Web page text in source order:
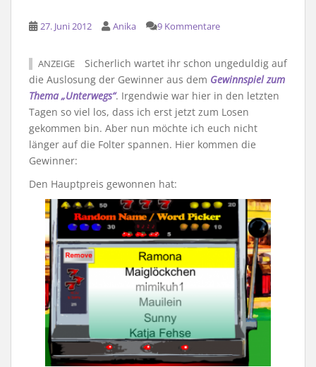
27. Juni 2012 Anika 9 Kommentare
ANZEIGE
Sicherlich wartet ihr schon ungeduldig auf
die Auslosung der Gewinner aus dem Gewinnspiel zum
Thema „Unterwegs“. Irgendwie war hier in den letzten
Tagen so viel los, dass ich erst jetzt zum Losen
gekommen bin. Aber nun möchte ich euch nicht
länger auf die Folter spannen. Hier kommen die
Gewinner:
Den Hauptpreis gewonnen hat: